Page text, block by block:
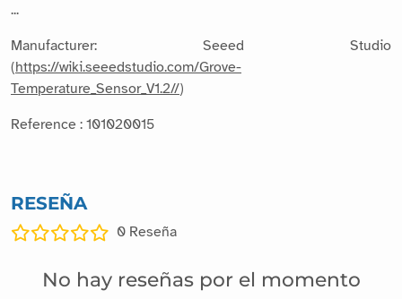
...
Manufacturer: Seeed Studio
(https://wiki.seeedstudio.com/Grove-
Temperature_Sensor_V1.2//)
Reference : 101020015
RESEÑA
0 Reseña
No hay reseñas por el momento